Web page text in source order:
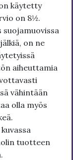
käytetty
on 8½.
suojamuovissa
on ne
aiheuttamia
vähintään
olla myös
tuotteen